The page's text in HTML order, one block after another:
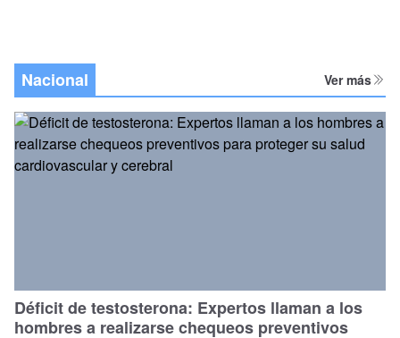
Nacional Ver más
Déficit de testosterona: Expertos llaman a los
hombres a realizarse chequeos preventivos